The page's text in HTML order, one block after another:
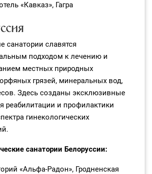
«Кавказ», Гагра
санатории славятся
подходом к лечению и
местных природных
грязей, минеральных вод,
Здесь созданы эксклюзивные
реабилитации и профилактики
гинекологических
санатории Белоруссии:
«Альфа‑Радон», Гродненская